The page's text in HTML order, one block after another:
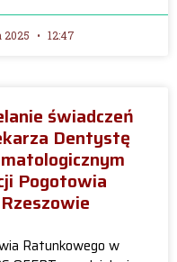
2025 12:47
świadczeń
Dentystę
Pogotowia
Ratunkowego w